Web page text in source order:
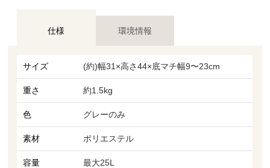
仕様 環境情報
サイズ (約)幅31×高さ44×底マチ幅9〜23cm
重さ 約1.5kg
色 グレーのみ
素材 ポリエステル
容量 最大25L